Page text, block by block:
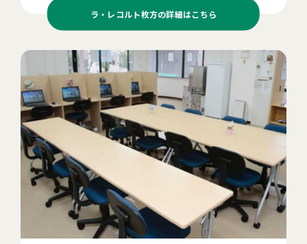
ラ・レコルト枚方の詳細はこちら